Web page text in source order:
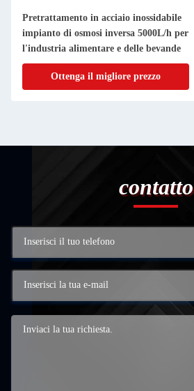
Pretrattamento in acciaio inossidabile
impianto di osmosi inversa 5000L/h per
l'industria alimentare e delle bevande
Ottenga il migliore prezzo
contatto